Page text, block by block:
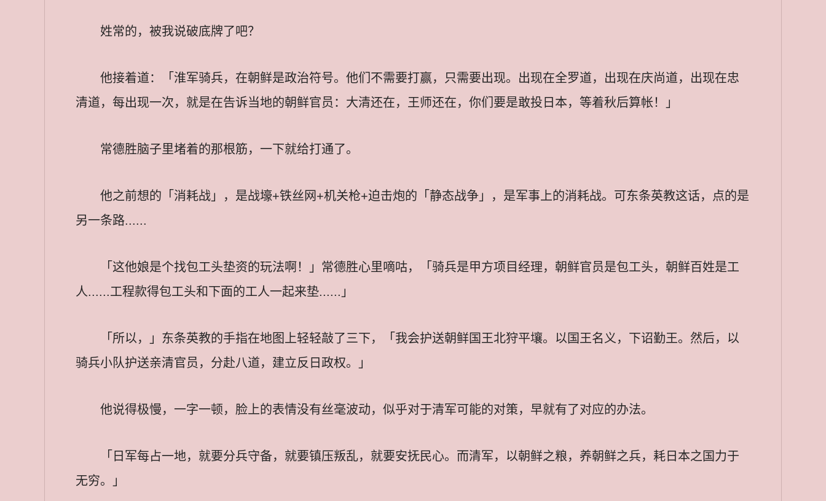
姓常的，被我说破底牌了吧？
他接着道：「淮军骑兵，在朝鲜是政治符号。他们不需要打赢，只需要出现。出现在全罗道，出现在庆尚道，出现在忠
清道，每出现一次，就是在告诉当地的朝鲜官员：大清还在，王师还在，你们要是敢投日本，等着秋后算帐！」
常德胜脑子里堵着的那根筋，一下就给打通了。
他之前想的「消耗战」，是战壕+铁丝网+机关枪+迫击炮的「静态战争」，是军事上的消耗战。可东条英教这话，点的是
另一条路......
「这他娘是个找包工头垫资的玩法啊！」常德胜心里嘀咕，「骑兵是甲方项目经理，朝鲜官员是包工头，朝鲜百姓是工
人......工程款得包工头和下面的工人一起来垫......」
「所以，」东条英教的手指在地图上轻轻敲了三下，「我会护送朝鲜国王北狩平壤。以国王名义，下诏勤王。然后，以
骑兵小队护送亲清官员，分赴八道，建立反日政权。」
他说得极慢，一字一顿，脸上的表情没有丝毫波动，似乎对于清军可能的对策，早就有了对应的办法。
「日军每占一地，就要分兵守备，就要镇压叛乱，就要安抚民心。而清军，以朝鲜之粮，养朝鲜之兵，耗日本之国力于
无穷。」